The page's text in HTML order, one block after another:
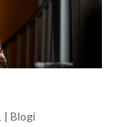
| Blogi